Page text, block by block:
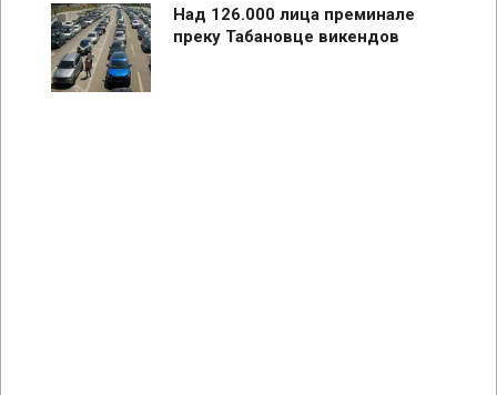
Над 126.000 лица преминале
преку Табановце викендов